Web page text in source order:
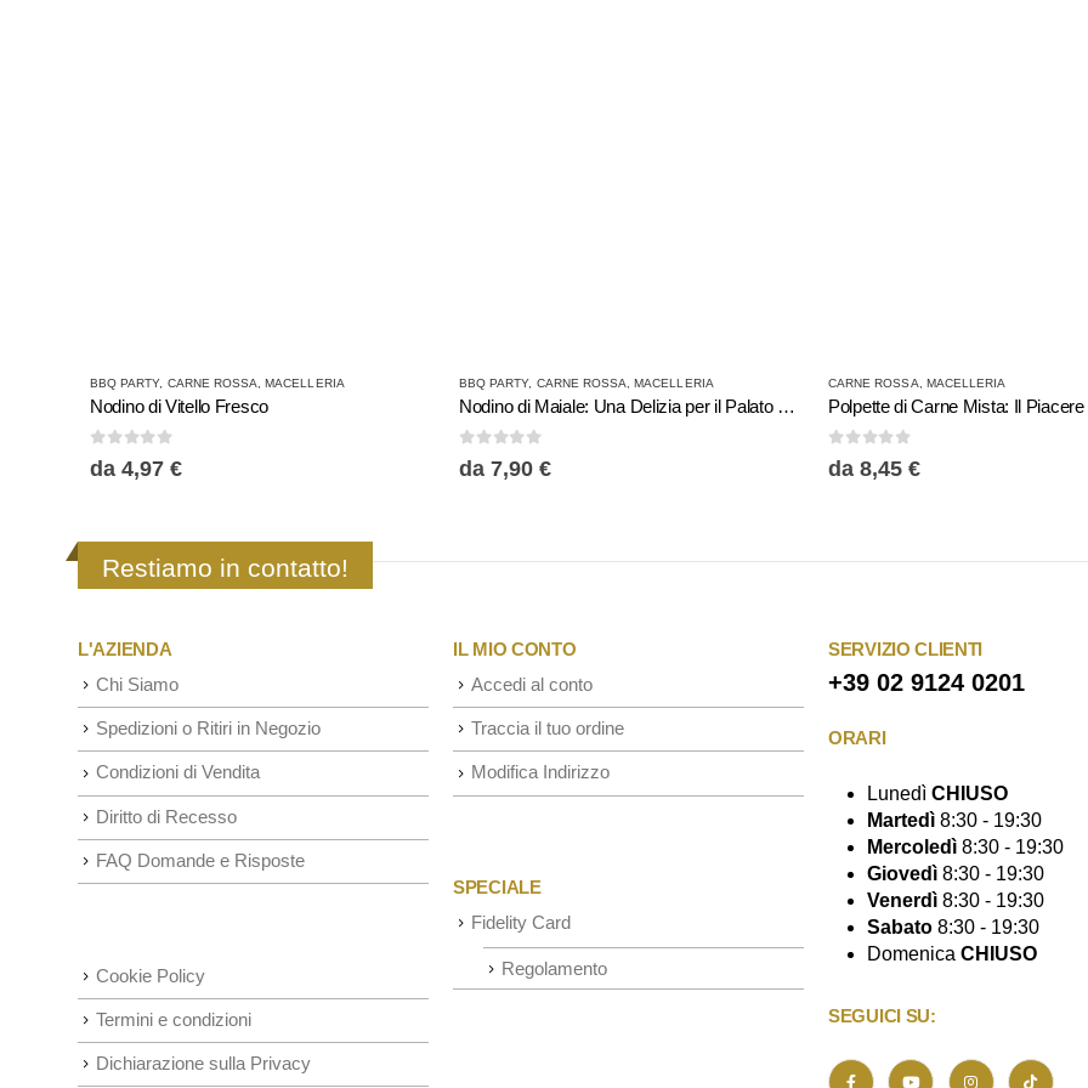
BBQ PARTY, CARNE ROSSA, MACELLERIA
Nodino di Vitello Fresco
0Su 5
da 4,97 €
BBQ PARTY, CARNE ROSSA, MACELLERIA
Nodino di Maiale: Una Delizia per il Palato da Lo Spiedo Rovente
0Su 5
da 7,90 €
CARNE ROSSA, MACELLERIA
0Su 5
da 8,45 €
Restiamo in contatto!
L'AZIENDA
Chi Siamo
Spedizioni o Ritiri in Negozio
Condizioni di Vendita
Diritto di Recesso
FAQ Domande e Risposte
Cookie Policy
Termini e condizioni
Dichiarazione sulla Privacy
IL MIO CONTO
Accedi al conto
Traccia il tuo ordine
Modifica Indirizzo
SPECIALE
Fidelity Card
Regolamento
SERVIZIO CLIENTI
+39 02 9124 0201
ORARI
Lunedì CHIUSO
Martedì 8:30 - 19:30
Mercoledì 8:30 - 19:30
Giovedì 8:30 - 19:30
Venerdì 8:30 - 19:30
Sabato 8:30 - 19:30
Domenica CHIUSO
SEGUICI SU: